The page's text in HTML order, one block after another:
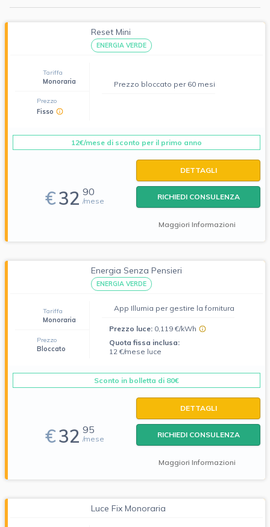
Reset Mini
ENERGIA VERDE
Tariffa
Monoraria
Prezzo
Fisso
Prezzo bloccato per 60 mesi
12€/mese di sconto per il primo anno
€32 90
/mese
DETTAGLI
RICHIEDI CONSULENZA
Maggiori Informazioni
Energia Senza Pensieri
ENERGIA VERDE
Tariffa
Monoraria
Prezzo
Bloccato
App Illumia per gestire la fornitura
Prezzo luce: 0,119 €/kWh
Quota fissa inclusa:
12 €/mese luce
Sconto in bolletta di 80€
€32 95
/mese
DETTAGLI
RICHIEDI CONSULENZA
Maggiori Informazioni
Luce Fix Monoraria